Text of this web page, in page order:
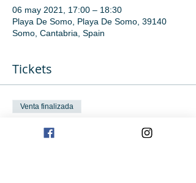
06 may 2021, 17:00 – 18:30
Playa De Somo, Playa De Somo, 39140
Somo, Cantabria, Spain
Tickets
Venta finalizada
Tipo de entrada